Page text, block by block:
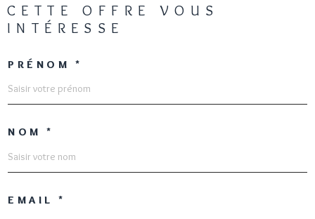
CETTE OFFRE
VOUS
INTÉRESSE
PRÉNOM *
NOM *
EMAIL *